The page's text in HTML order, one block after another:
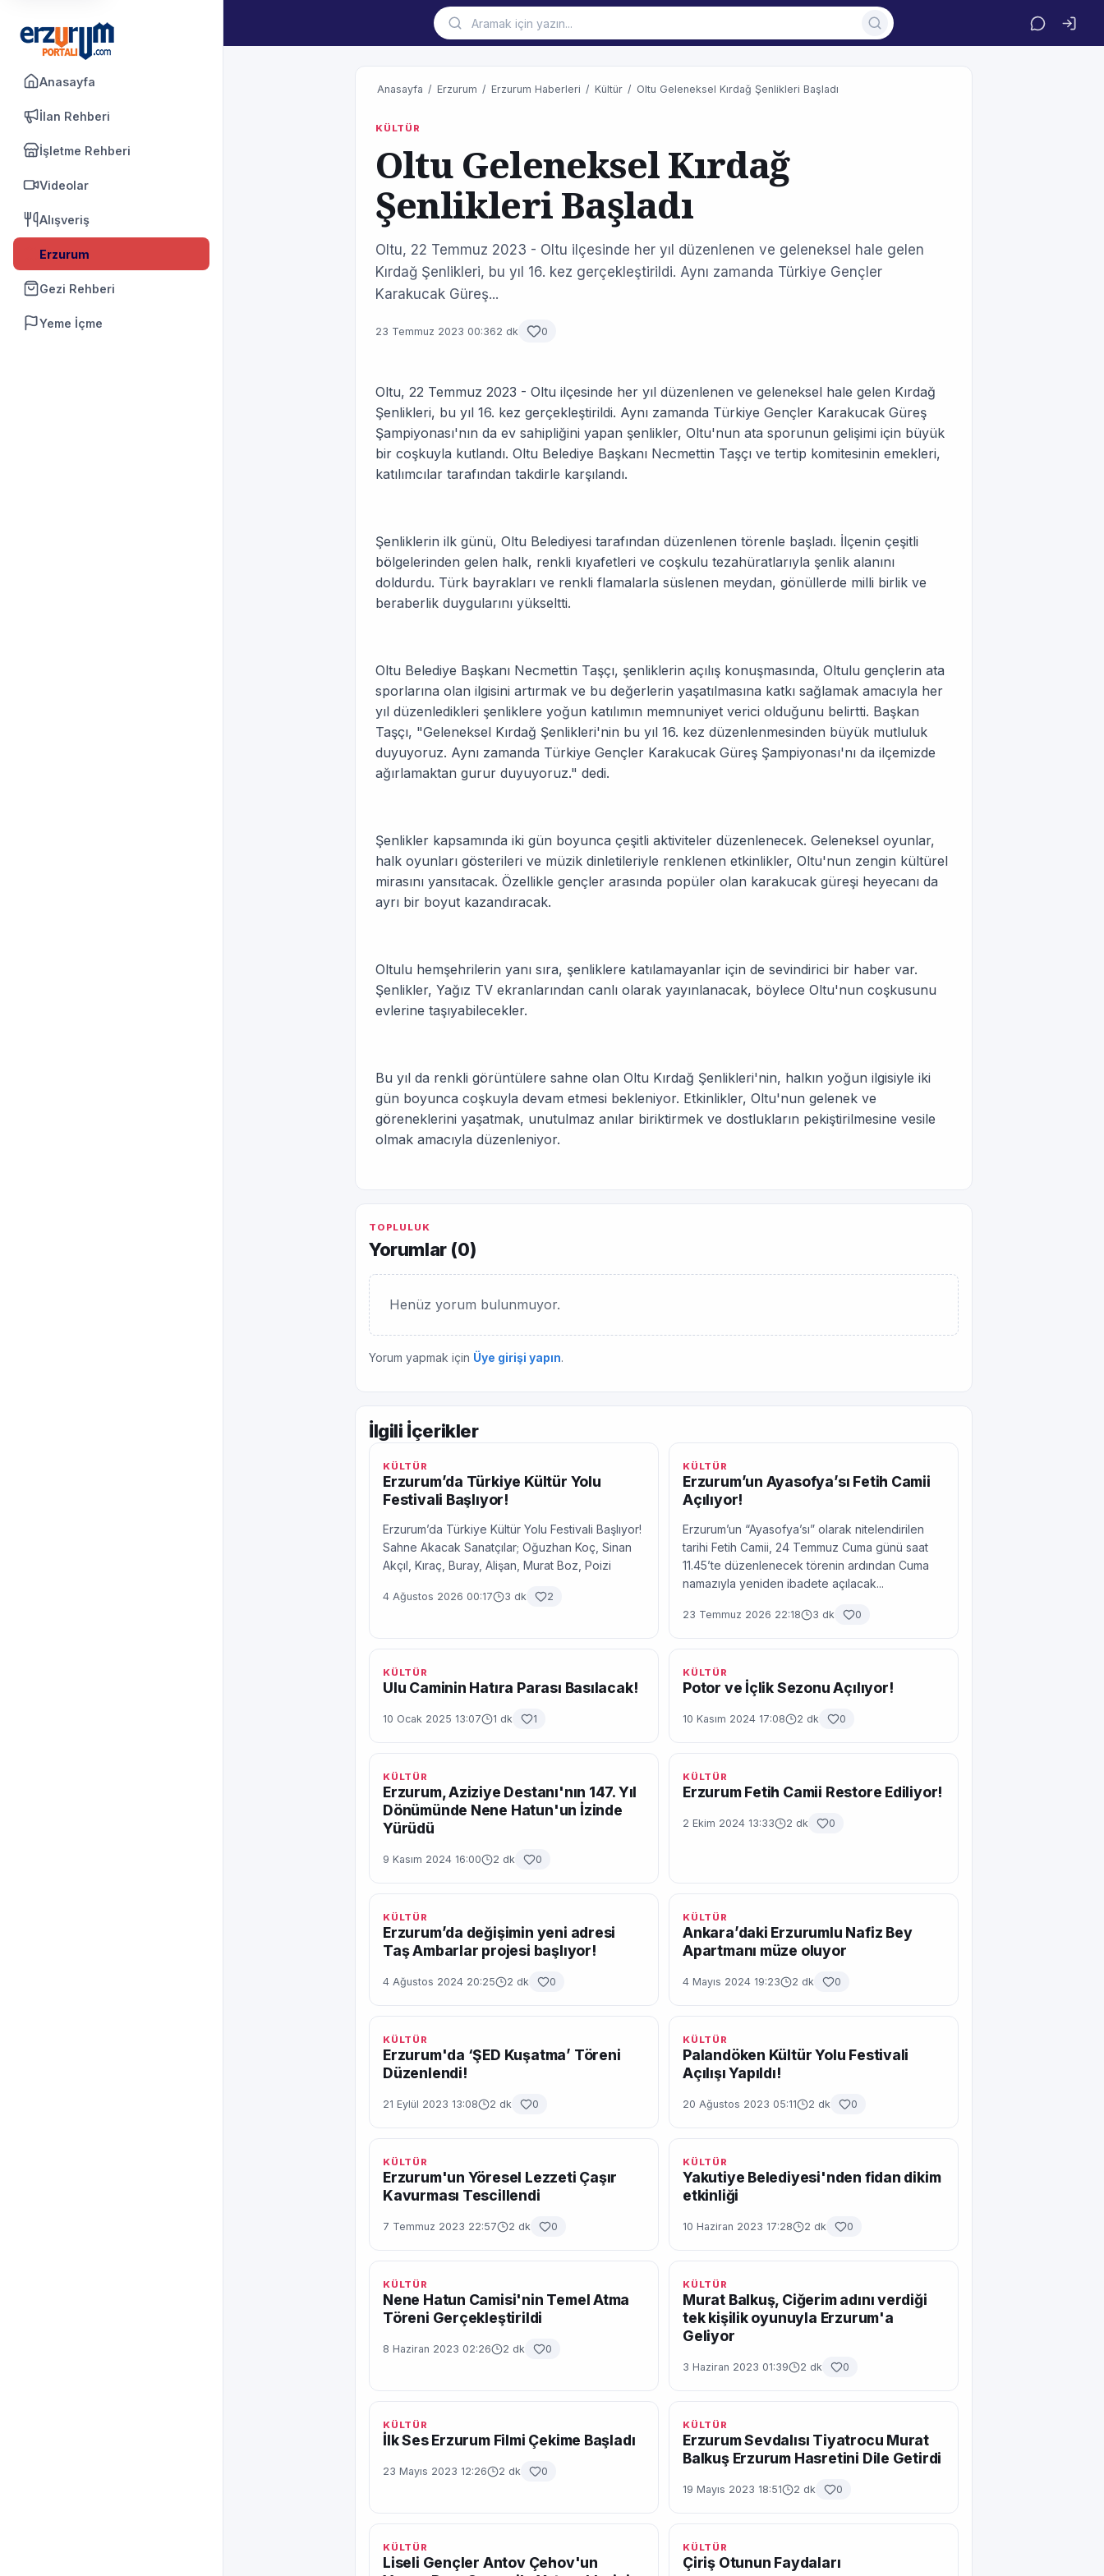
Anasayfa
İlan Rehberi
İşletme Rehberi
Videolar
Alışveriş
Erzurum
Gezi Rehberi
Yeme İçme
Anasayfa / Erzurum / Erzurum Haberleri / Kültür / Oltu Geleneksel Kırdağ Şenlikleri Başladı
KÜLTÜR
Oltu Geleneksel Kırdağ
Şenlikleri Başladı
Oltu, 22 Temmuz 2023 - Oltu ilçesinde her yıl düzenlenen ve geleneksel hale gelen
Kırdağ Şenlikleri, bu yıl 16. kez gerçekleştirildi. Aynı zamanda Türkiye Gençler
Karakucak Güreş...
23 Temmuz 2023 00:362 dk 0
Oltu, 22 Temmuz 2023 - Oltu ilçesinde her yıl düzenlenen ve geleneksel hale gelen Kırdağ
Şenlikleri, bu yıl 16. kez gerçekleştirildi. Aynı zamanda Türkiye Gençler Karakucak Güreş
Şampiyonası'nın da ev sahipliğini yapan şenlikler, Oltu'nun ata sporunun gelişimi için büyük
bir coşkuyla kutlandı. Oltu Belediye Başkanı Necmettin Taşçı ve tertip komitesinin emekleri,
katılımcılar tarafından takdirle karşılandı.
Şenliklerin ilk günü, Oltu Belediyesi tarafından düzenlenen törenle başladı. İlçenin çeşitli
bölgelerinden gelen halk, renkli kıyafetleri ve coşkulu tezahüratlarıyla şenlik alanını
doldurdu. Türk bayrakları ve renkli flamalarla süslenen meydan, gönüllerde milli birlik ve
beraberlik duygularını yükseltti.
Oltu Belediye Başkanı Necmettin Taşçı, şenliklerin açılış konuşmasında, Oltulu gençlerin ata
sporlarına olan ilgisini artırmak ve bu değerlerin yaşatılmasına katkı sağlamak amacıyla her
yıl düzenledikleri şenliklere yoğun katılımın memnuniyet verici olduğunu belirtti. Başkan
Taşçı, "Geleneksel Kırdağ Şenlikleri'nin bu yıl 16. kez düzenlenmesinden büyük mutluluk
duyuyoruz. Aynı zamanda Türkiye Gençler Karakucak Güreş Şampiyonası'nı da ilçemizde
ağırlamaktan gurur duyuyoruz." dedi.
Şenlikler kapsamında iki gün boyunca çeşitli aktiviteler düzenlenecek. Geleneksel oyunlar,
halk oyunları gösterileri ve müzik dinletileriyle renklenen etkinlikler, Oltu'nun zengin kültürel
mirasını yansıtacak. Özellikle gençler arasında popüler olan karakucak güreşi heyecanı da
ayrı bir boyut kazandıracak.
Oltulu hemşehrilerin yanı sıra, şenliklere katılamayanlar için de sevindirici bir haber var.
Şenlikler, Yağız TV ekranlarından canlı olarak yayınlanacak, böylece Oltu'nun coşkusunu
evlerine taşıyabilecekler.
Bu yıl da renkli görüntülere sahne olan Oltu Kırdağ Şenlikleri'nin, halkın yoğun ilgisiyle iki
gün boyunca coşkuyla devam etmesi bekleniyor. Etkinlikler, Oltu'nun gelenek ve
göreneklerini yaşatmak, unutulmaz anılar biriktirmek ve dostlukların pekiştirilmesine vesile
olmak amacıyla düzenleniyor.
TOPLULUK
Yorumlar (0)
Henüz yorum bulunmuyor.
Yorum yapmak için Üye girişi yapın.
İlgili İçerikler
KÜLTÜR
Erzurum’da Türkiye Kültür Yolu
Festivali Başlıyor!
Erzurum’da Türkiye Kültür Yolu Festivali Başlıyor!
Sahne Akacak Sanatçılar; Oğuzhan Koç, Sinan
Akçıl, Kıraç, Buray, Alişan, Murat Boz, Poizi
4 Ağustos 2026 00:17 3 dk 2
KÜLTÜR
Erzurum’un Ayasofya’sı Fetih Camii
Açılıyor!
Erzurum’un “Ayasofya’sı” olarak nitelendirilen
tarihi Fetih Camii, 24 Temmuz Cuma günü saat
11.45’te düzenlenecek törenin ardından Cuma
namazıyla yeniden ibadete açılacak...
23 Temmuz 2026 22:18 3 dk 0
KÜLTÜR
Ulu Caminin Hatıra Parası Basılacak!
10 Ocak 2025 13:07 1 dk 1
KÜLTÜR
Potor ve İçlik Sezonu Açılıyor!
10 Kasım 2024 17:08 2 dk 0
KÜLTÜR
Erzurum, Aziziye Destanı'nın 147. Yıl
Dönümünde Nene Hatun'un İzinde
Yürüdü
9 Kasım 2024 16:00 2 dk 0
KÜLTÜR
Erzurum Fetih Camii Restore Ediliyor!
2 Ekim 2024 13:33 2 dk 0
KÜLTÜR
Erzurum’da değişimin yeni adresi
Taş Ambarlar projesi başlıyor!
4 Ağustos 2024 20:25 2 dk 0
KÜLTÜR
Ankara’daki Erzurumlu Nafiz Bey
Apartmanı müze oluyor
4 Mayıs 2024 19:23 2 dk 0
KÜLTÜR
Erzurum'da ‘ŞED Kuşatma’ Töreni
Düzenlendi!
21 Eylül 2023 13:08 2 dk 0
KÜLTÜR
Palandöken Kültür Yolu Festivali
Açılışı Yapıldı!
20 Ağustos 2023 05:11 2 dk 0
KÜLTÜR
Erzurum'un Yöresel Lezzeti Çaşır
Kavurması Tescillendi
7 Temmuz 2023 22:57 2 dk 0
KÜLTÜR
Yakutiye Belediyesi'nden fidan dikim
etkinliği
10 Haziran 2023 17:28 2 dk 0
KÜLTÜR
Nene Hatun Camisi'nin Temel Atma
Töreni Gerçekleştirildi
8 Haziran 2023 02:26 2 dk 0
KÜLTÜR
Murat Balkuş, Ciğerim adını verdiği
tek kişilik oyunuyla Erzurum'a
Geliyor
3 Haziran 2023 01:39 2 dk 0
KÜLTÜR
İlk Ses Erzurum Filmi Çekime Başladı
23 Mayıs 2023 12:26 2 dk 0
KÜLTÜR
Erzurum Sevdalısı Tiyatrocu Murat
Balkuş Erzurum Hasretini Dile Getirdi
19 Mayıs 2023 18:51 2 dk 0
KÜLTÜR
Liseli Gençler Antov Çehov'un
KÜLTÜR
Çiriş Otunun Faydaları